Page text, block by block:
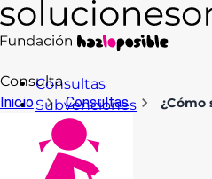
Consultas
Subvenciones
Formación
Recursos
Blog
Consulta
Inicio
Consultas ¿Cómo